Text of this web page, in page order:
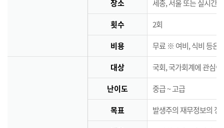
장소 세종, 서울 또는 실시간
횟수 2회
비용 무료 ※ 여비, 식비 등은
대상 국회, 국가회계에 관심
난이도 중급 ~ 고급
목표 발생주의 재무정보의 정